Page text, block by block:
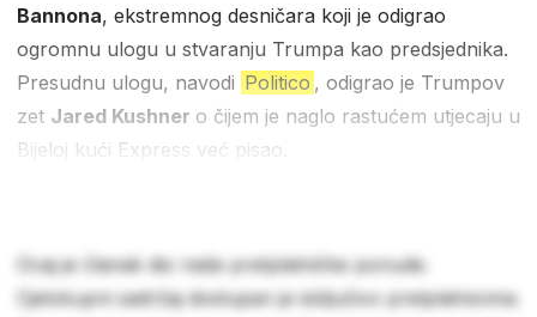
Bannona, ekstremnog desničara koji je odigrao
ogromnu ulogu u stvaranju Trumpa kao predsjednika.
Presudnu ulogu, navodi Politico , odigrao je Trumpov
zet Jared Kushner o čijem je naglo rastućem utjecaju u
Bijeloj kući Express već pisao.
Ovaj je članak dio naše pretplatničke ponude.
Cjelokupni sadržaj dostupan je isključivo pretplatnicima.